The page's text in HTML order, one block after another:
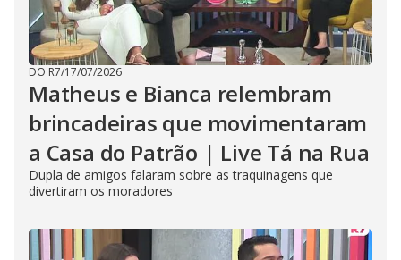
DO R7/17/07/2026
Matheus e Bianca relembram
brincadeiras que movimentaram
a Casa do Patrão | Live Tá na Rua
Dupla de amigos falaram sobre as traquinagens que
divertiram os moradores